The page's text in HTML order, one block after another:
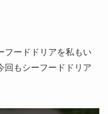
フードドリアを私もい
回もシーフードドリア